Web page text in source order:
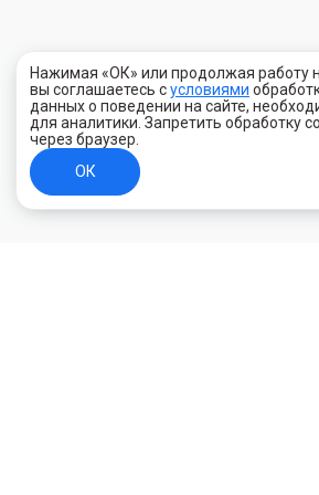
Нажимая «ОК» или продолжая работу
вы соглашаетесь сусловиями
данных о поведении на сайте,
для аналитики. Запретить обработку
через браузер.
ОК